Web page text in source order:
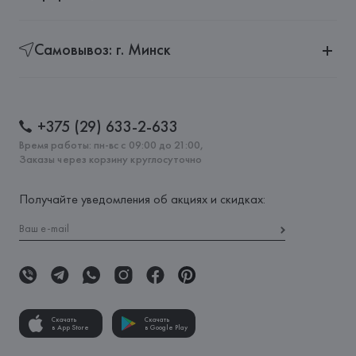
Самовывоз: г. Минск
+375 (29) 633-2-633
Время работы: пн-вс с 09:00 до 21:00,
Заказы через корзину круглосуточно
Получайте уведомления об акциях и скидках:
Скачать
в App Store
Скачать
в Google Play